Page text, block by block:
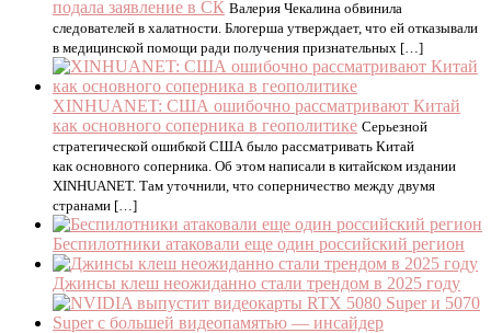
подала заявление в СК Валерия Чекалина обвинила
следователей в халатности. Блогерша утверждает, что ей отказывали
в медицинской помощи ради получения признательных […]
XINHUANET: США ошибочно рассматривают Китай
как основного соперника в геополитике Серьезной
стратегической ошибкой США было рассматривать Китай
как основного соперника. Об этом написали в китайском издании
XINHUANET. Там уточнили, что соперничество между двумя
странами […]
Беспилотники атаковали еще один российский регион
Джинсы клеш неожиданно стали трендом в 2025 году